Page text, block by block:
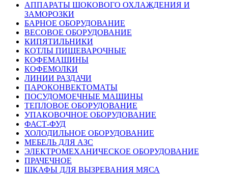
АППАРАТЫ ШОКОВОГО ОХЛАЖДЕНИЯ И
ЗАМОРОЗКИ
БАРНОЕ ОБОРУДОВАНИЕ
ВЕСОВОЕ ОБОРУДОВАНИЕ
КИПЯТИЛЬНИКИ
КОТЛЫ ПИЩЕВАРОЧНЫЕ
КОФЕМАШИНЫ
КОФЕМОЛКИ
ЛИНИИ РАЗДАЧИ
ПАРОКОНВЕКТОМАТЫ
ПОСУДОМОЕЧНЫЕ МАШИНЫ
ТЕПЛОВОЕ ОБОРУДОВАНИЕ
УПАКОВОЧНОЕ ОБОРУДОВАНИЕ
ФАСТ-ФУД
ХОЛОДИЛЬНОЕ ОБОРУДОВАНИЕ
МЕБЕЛЬ ДЛЯ АЗС
ЭЛЕКТРОМЕХАНИЧЕСКОЕ ОБОРУДОВАНИЕ
ПРАЧЕЧНОЕ
ШКАФЫ ДЛЯ ВЫЗРЕВАНИЯ МЯСА